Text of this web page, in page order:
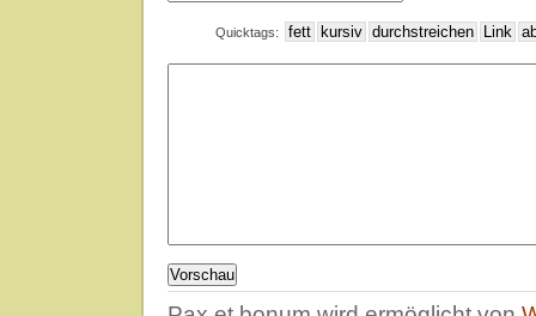
Quicktags: